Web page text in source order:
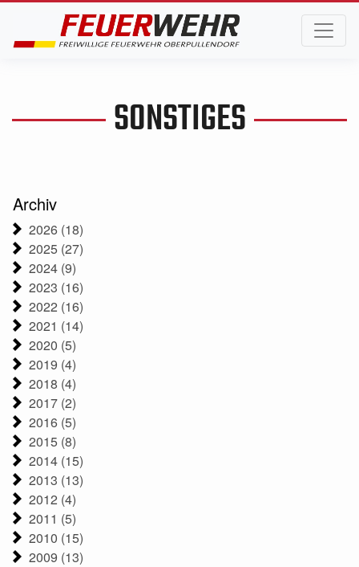
SONSTIGES
Archiv
2026 (18)
2025 (27)
2024 (9)
2023 (16)
2022 (16)
2021 (14)
2020 (5)
2019 (4)
2018 (4)
2017 (2)
2016 (5)
2015 (8)
2014 (15)
2013 (13)
2012 (4)
2011 (5)
2010 (15)
2009 (13)